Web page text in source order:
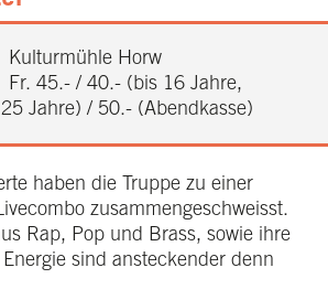
Kulturmühle Horw
Fr. 45.- / 40.- (bis 16 Jahre,
Jahre) / 50.- (Abendkasse)
haben die Truppe zu einer
zusammengeschweisst.
Rap, Pop und Brass, sowie ihre
sind ansteckender denn